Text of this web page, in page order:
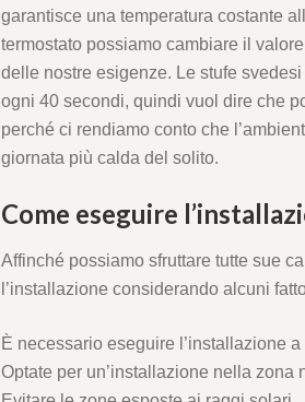
garantisce una temperatura costante
termostato possiamo cambiare il
delle nostre esigenze. Le stufe
ogni 40 secondi, quindi vuol dire che
perché ci rendiamo conto che
giornata più calda del solito.
Come eseguire
Affinché possiamo sfruttare tutte sue
l’installazione considerando alcuni
È necessario eseguire l’installazione
Optate per un’installazione nella zona